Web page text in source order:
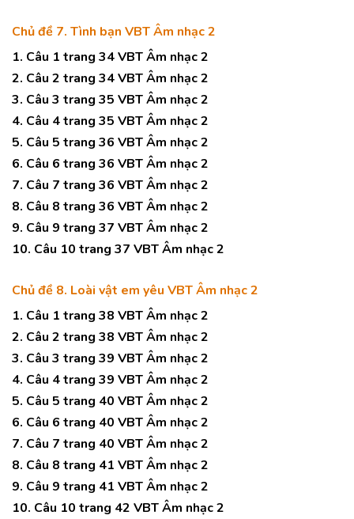
Chủ đề 7. Tình bạn VBT Âm nhạc 2
1. Câu 1 trang 34 VBT Âm nhạc 2
2. Câu 2 trang 34 VBT Âm nhạc 2
3. Câu 3 trang 35 VBT Âm nhạc 2
4. Câu 4 trang 35 VBT Âm nhạc 2
5. Câu 5 trang 36 VBT Âm nhạc 2
6. Câu 6 trang 36 VBT Âm nhạc 2
7. Câu 7 trang 36 VBT Âm nhạc 2
8. Câu 8 trang 36 VBT Âm nhạc 2
9. Câu 9 trang 37 VBT Âm nhạc 2
10. Câu 10 trang 37 VBT Âm nhạc 2
Chủ đề 8. Loài vật em yêu VBT Âm nhạc 2
1. Câu 1 trang 38 VBT Âm nhạc 2
2. Câu 2 trang 38 VBT Âm nhạc 2
3. Câu 3 trang 39 VBT Âm nhạc 2
4. Câu 4 trang 39 VBT Âm nhạc 2
5. Câu 5 trang 40 VBT Âm nhạc 2
6. Câu 6 trang 40 VBT Âm nhạc 2
7. Câu 7 trang 40 VBT Âm nhạc 2
8. Câu 8 trang 41 VBT Âm nhạc 2
9. Câu 9 trang 41 VBT Âm nhạc 2
10. Câu 10 trang 42 VBT Âm nhạc 2